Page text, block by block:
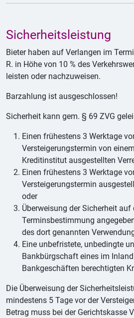
Sicherheitsleistung
Bieter haben auf Verlangen im
R. in Höhe von 10 % des
leisten oder nachzuweisen.
Barzahlung ist ausgeschlossen!
Sicherheit kann gem. § 69 ZVG
Einen frühestens 3 Werktage
Versteigerungstermin von
Kreditinstitut ausgestellten
Einen frühestens 3 Werktage
Versteigerungstermin
oder
Überweisung der Sicherheit auf
Terminsbestimmung
des dort genannten
Eine unbefristete, unbedingte
Bankbürgschaft eines im
Bankgeschäften berechtigten
Die Überweisung der
mindestens 5 Tage vor der
Betrag muss bei der Gerichtskasse